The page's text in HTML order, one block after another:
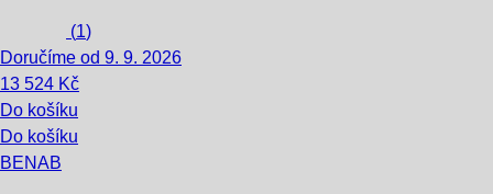
(1)
Doručíme od 9. 9. 2026
13 524 Kč
Do košíku
Do košíku
BENAB